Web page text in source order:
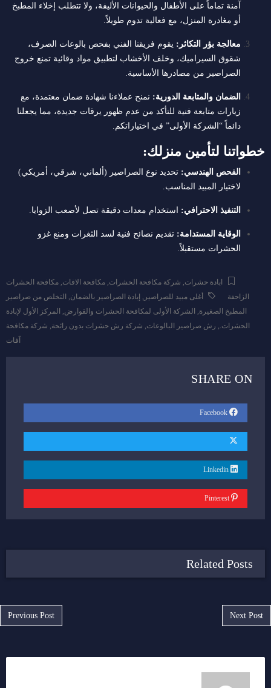
آمنة تماماً على الأطفال والحيوانات الأليفة، ولا تتطلب إخلاء المطبخ
أو مغادرة المنزل، مع فعالية تدوم طويلاً.
معالجة بؤر التكاثر: يقوم فريقنا الفني بفحص بالوعات الصرف،
شقوق السيراميك، وخلف الأخشاب لتطبيق مواد وقائية تمنع خروج
الصراصير من مصادرها الأساسية.
الضمان والمتابعة الدورية: نمنح عملاءنا شهادة ضمان معتمدة، مع
زيارات متابعة فنية للتأكد من عدم ظهور يرقات جديدة، مما يجعلنا
دائماً “الشركة الأولى” في اختياراتكم.
خطواتنا لتأمين منزلك:
الفحص الهندسي: تحديد نوع الصراصير (ألماني، شرقي، أمريكي)
لاختيار المبيد المناسب.
التنفيذ الاحترافي: استخدام معدات دقيقة تصل لأصعب الزوايا.
الوقاية المستدامة: تقديم نصائح فنية لسد الثغرات ومنع غزو
الحشرات مستقبلاً.
ابادة حشرات شركة مكافحة الحشرات مكافحة الافات مكافحة الحشرات
الزاحفة
أغلى مبيد للصراصير إبادة الصراصير بالضمان التخلص من صراصير
المطبخ الصغيرة الشركة الأولى لمكافحة الحشرات والقوارض المركز الأول لإبادة
الحشرات.
رش صراصير البالوعات شركة رش حشرات بدون رائحة شركة مكافحة
آفات
SHARE ON
Related Posts
Post navigation
Previous Post Next Post